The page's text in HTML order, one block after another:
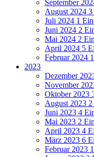
September
August 2024 3
Juli 2024 1
Juni 2024 2
Mai 2024 2
April 2024 5
Februar 2024
2023
Dezember
November
Oktober 2023
August 2023
Juni 2023 4
Mai 2023 2
April 2023 4
März 2023 6
Februar 2023